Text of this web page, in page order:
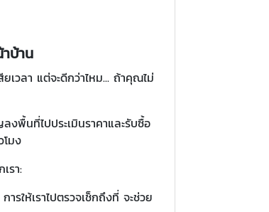
บ้าน
วลา แต่จะดีกว่าไหม... ถ้าคุณไม่
งพื้นที่ไปประเมินราคาและรับซื้อ
มง
รา:
รให้เราไปตรวจเช็กถึงที่ จะช่วย